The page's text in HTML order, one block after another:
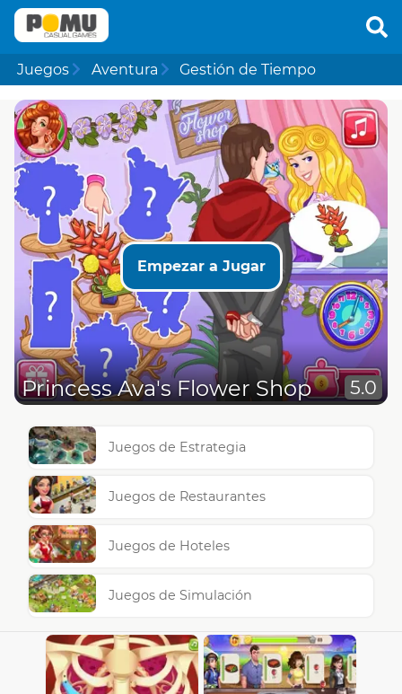
Juegos Aventura Gestión de Tiempo
Empezar a Jugar
Princess Ava's Flower Shop 5.0
Juegos de Estrategia
Juegos de Restaurantes
Juegos de Hoteles
Juegos de Simulación